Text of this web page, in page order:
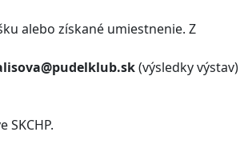
alebo získané umiestnenie. Z
(výsledky výstav)